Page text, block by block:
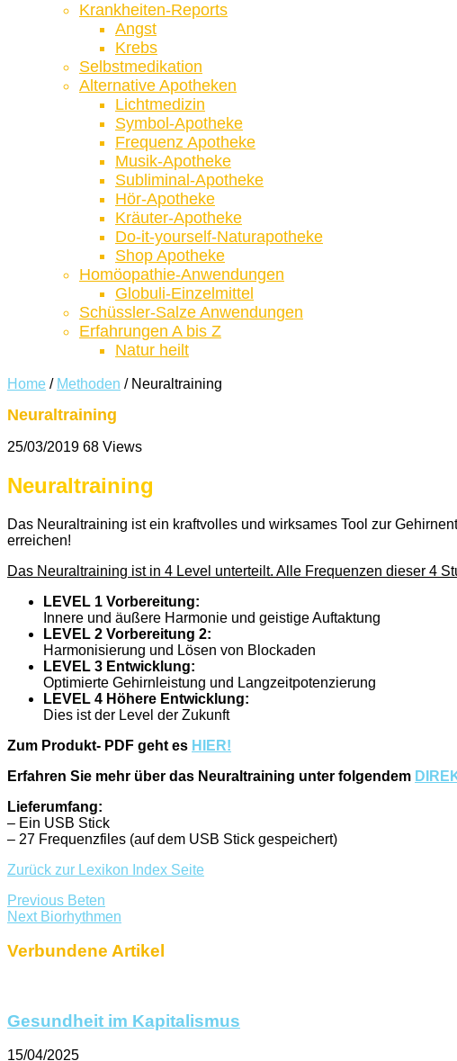
Krankheiten-Reports
Angst
Krebs
Selbstmedikation
Alternative Apotheken
Lichtmedizin
Symbol-Apotheke
Frequenz Apotheke
Musik-Apotheke
Subliminal-Apotheke
Hör-Apotheke
Kräuter-Apotheke
Do-it-yourself-Naturapotheke
Shop Apotheke
Homöopathie-Anwendungen
Globuli-Einzelmittel
Schüssler-Salze Anwendungen
Erfahrungen A bis Z
Natur heilt
Home / Methoden / Neuraltraining
Neuraltraining
25/03/2019 68 Views
Neuraltraining
Das Neuraltraining ist ein kraftvolles und wirksames Tool zur
erreichen!
Das Neuraltraining ist in 4 Level unterteilt. Alle Frequenzen dieser 4
LEVEL 1 Vorbereitung:
Innere und äußere Harmonie und geistige Auftaktung
LEVEL 2 Vorbereitung 2:
Harmonisierung und Lösen von Blockaden
LEVEL 3 Entwicklung:
Optimierte Gehirnleistung und Langzeitpotenzierung
LEVEL 4 Höhere Entwicklung:
Dies ist der Level der Zukunft
Zum Produkt- PDF geht es HIER!
Erfahren Sie mehr über das Neuraltraining unter folgendem
Lieferumfang:
– Ein USB Stick
– 27 Frequenzfiles (auf dem USB Stick gespeichert)
Zurück zur Lexikon Index Seite
Previous Beten
NextBiorhythmen
Verbundene Artikel
Gesundheit im Kapitalismus
15/04/2025